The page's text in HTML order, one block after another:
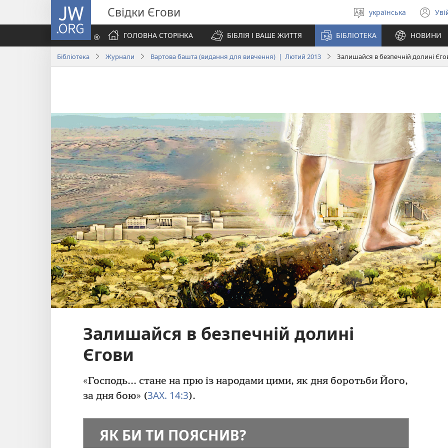
JW.ORG Свідки Єгови
Вибрати
мову
українська
у
ГОЛОВНА СТОРІНКА
БІБЛІЯ І ВАШЕ ЖИТТЯ БІБЛІОТЕКА НОВИНИ
Бібліотека Журнали Вартова башта (видання для вивчення) | Лютий 2013 Залишайся в безпечній долині
Залишайся в безпечній долині
Єгови
«Господь... стане на прю із народами цими, як дня боротьби Його,
за дня бою» (ЗАХ. 14:3).
ЯК БИ ТИ ПОЯСНИВ?